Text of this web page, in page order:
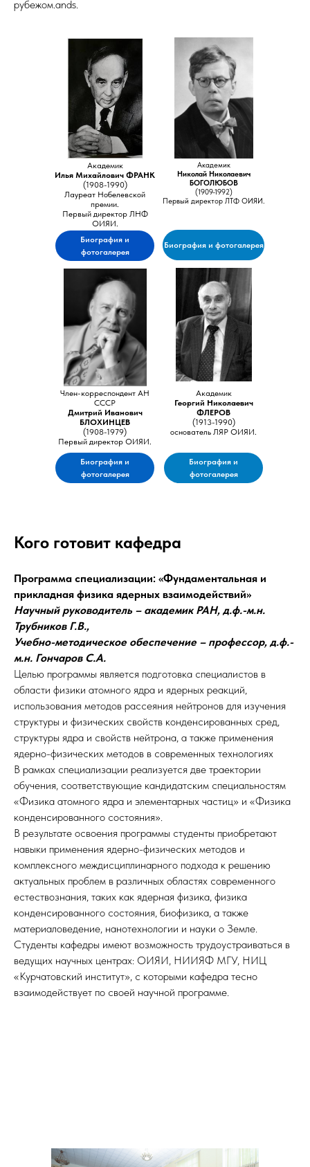
рубежом.ands.
Академик
Илья Михайлович ФРАНК
(1908-1990)
Лауреат Нобелевской
премии.
Первый директор ЛНФ
ОИЯИ.
Член-корреспондент АН
СССР
Дмитрий Иванович
БЛОХИНЦЕВ
(1908-1979)
Первый директор ОИЯИ.
Академик
Николай Николаевич
БОГОЛЮБОВ
(1909-1992)
Первый директор ЛТФ ОИЯИ.
Академик
Георгий Николаевич
ФЛЕРОВ
(1913-1990)
основатель ЛЯР ОИЯИ.
Биография и фотогалерея
Биография и
фотогалерея
Биография и
фотогалерея
Биография и
фотогалерея
Кого готовит кафедра
Программа специализации: «Фундаментальная и
прикладная физика ядерных взаимодействий»
Научный руководитель – академик РАН, д.ф.-м.н.
Трубников Г.В.,
Учебно-методическое обеспечение – профессор, д.ф.-
м.н. Гончаров С.А.
Целью программы является подготовка специалистов в
области физики атомного ядра и ядерных реакций,
использования методов рассеяния нейтронов для изучения
структуры и физических свойств конденсированных сред,
структуры ядра и свойств нейтрона, а также применения
ядерно-физических методов в современных технологиях
В рамках специализации реализуется две траектории
обучения, соответствующие кандидатским специальностям
«Физика атомного ядра и элементарных частиц» и «Физика
конденсированного состояния».
В результате освоения программы студенты приобретают
навыки применения ядерно-физических методов и
комплексного междисциплинарного подхода к решению
актуальных проблем в различных областях современного
естествознания, таких как ядерная физика, физика
конденсированного состояния, биофизика, а также
материаловедение, нанотехнологии и науки о Земле.
Студенты кафедры имеют возможность трудоустраиваться в
ведущих научных центрах: ОИЯИ, НИИЯФ МГУ, НИЦ
«Курчатовский институт», с которыми кафедра тесно
взаимодействует по своей научной программе.